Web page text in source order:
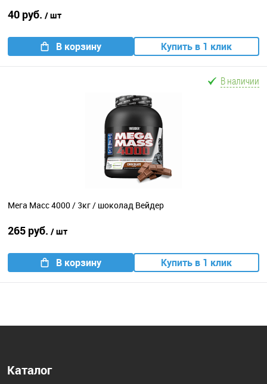
40 руб. / шт
В корзину Купить в 1 клик
В наличии
Мега Масс 4000 / 3кг / шоколад Вейдер
265 руб. / шт
В корзину Купить в 1 клик
Каталог